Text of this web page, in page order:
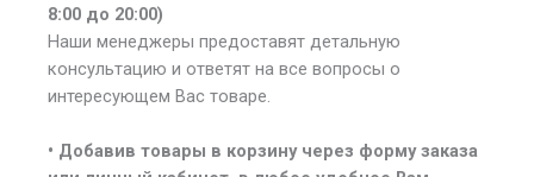
8:00 до 20:00)
Наши менеджеры предоставят детальную
консультацию и ответят на все вопросы о
интересующем Вас товаре.
• Добавив товары в корзину через форму заказа